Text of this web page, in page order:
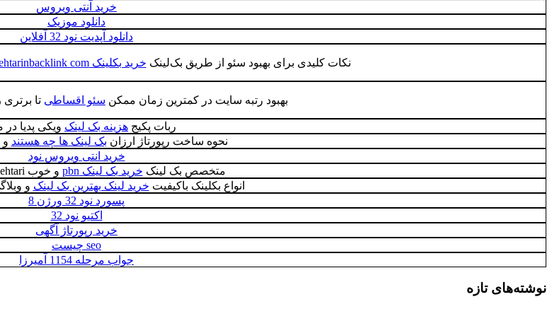
خرید آنتی ویروس
دانلود موزیک
دانلود آپدیت نود 32 آفلاین
نکات کلیدی برای بهبود سئو از طریق بک‌لینک خرید بکلینک behtarinbacklink com
بهبود رتبه سایت در کمترین زمان ممکن سئو اقساطی تا
ربات پکیج هزینه بک لینک ویکی پدیا
نحوه ساخت رپورتاژ ارزان بک لینک ها چه هستند
خرید انتی ویروس نود
متخصص بک لینک خرید بک لینک pbn
و خوب http://backlink.behtari
انواع بکلینک باکیفیت خرید لینک بهترین بک لینک و
پسورد نود 32 ورژن 8
اکتیو نود 32
خرید رپورتاژ آگهی
seo چیست
جواب مرحله 1154 آمیرزا
نوشته‌های تازه